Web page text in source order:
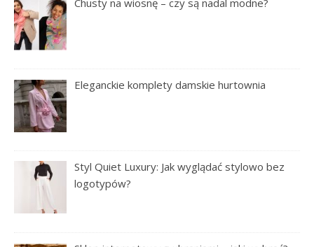
Chusty na wiosnę – czy są nadal modne?
Eleganckie komplety damskie hurtownia
Styl Quiet Luxury: Jak wyglądać stylowo bez
logotypów?